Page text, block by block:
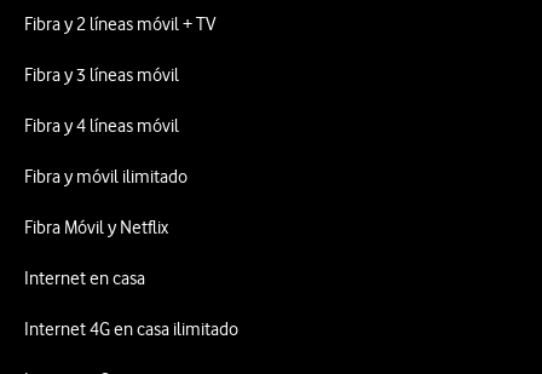
Fibra y 2 líneas móvil + TV
Fibra y 3 líneas móvil
Fibra y 4 líneas móvil
Fibra y móvil ilimitado
Fibra Móvil y Netflix
Internet en casa
Internet 4G en casa ilimitado